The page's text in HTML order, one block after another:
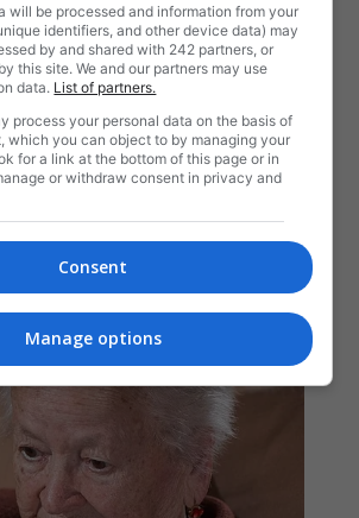
will be processed and information from your
identifiers, and other device data) may
by and shared with 242 partners, or
this site. We and our partners may use
data. List of partners.
process your personal data on the basis of
which you can object to by managing your
for a link at the bottom of this page or in
or withdraw consent in privacy and
Consent
Manage options